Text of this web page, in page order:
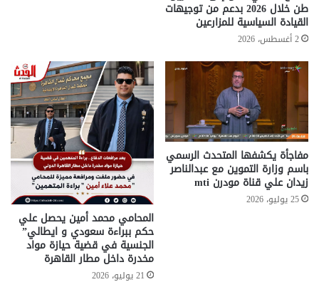
طن خلال 2026 بدعم من توجيهات
القيادة السياسية للمزارعين
2 أغسطس، 2026
مفاجأة يكشفها المتحدث الرسمي
باسم وزارة التموين مع عبدالناصر
زيدان علي قناة مودرن mti
25 يوليو، 2026
المحامي محمد أمين يحصل علي
حكم ببراءة سعودي و ايطالي”
الجنسية في قضية حيازة مواد
مخدرة داخل مطار القاهرة
21 يوليو، 2026